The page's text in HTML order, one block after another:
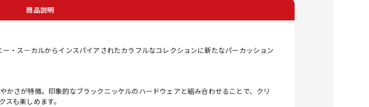
商品説明
・ス－カルからインスパイアされたカラフルなコレクションに新たなパーカッション
さが特徴。印象的なブラックニッケルのハードウェアと組み合わせることで、クリ
も楽しめます。